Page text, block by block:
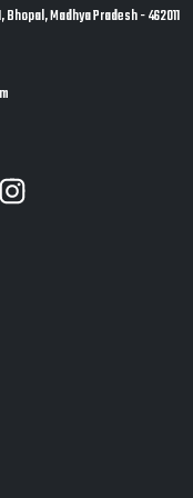
Madhya Pradesh - 462011